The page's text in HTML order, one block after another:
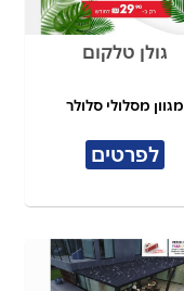
גולן טלקום
מגוון מסלולי סלולר
לפרטים